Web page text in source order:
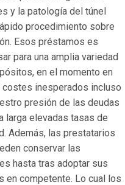
y la patologí­a del túnel
procedimiento sobre
Esos préstamos es
para una amplia variedad
en el momento en
costes inesperados incluso
presión de las deudas
larga elevadas tasas de
Además, las prestatarios
conservar las
hasta tras adoptar sus
en competente. Lo cual los